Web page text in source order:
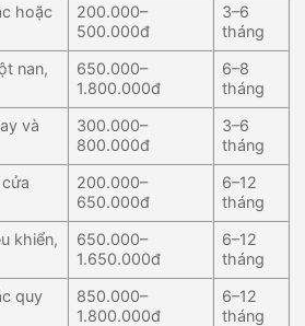
hoặc
200.000–
500.000đ
3–6
tháng
nan,
650.000–
1.800.000đ
6–8
tháng
và
300.000–
800.000đ
3–6
tháng
200.000–
650.000đ
6–12
tháng
khiển,
650.000–
1.650.000đ
6–12
tháng
quy
850.000–
1.800.000đ
6–12
tháng